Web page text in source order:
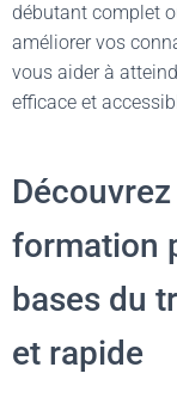
débutant complet
améliorer vos
vous aider à
efficace et
formation
bases du
et rapide